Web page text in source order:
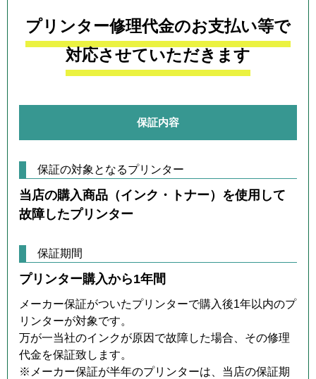
プリンター修理代金のお支払い等で
対応させていただきます
保証内容
保証の対象となるプリンター
当店の購入商品（インク・トナー）を使用して
故障したプリンター
保証期間
プリンター購入から1年間
メーカー保証がついたプリンターで購入後1年以内のプ
リンターが対象です。
万が一当社のインクが原因で故障した場合、その修理
代金を保証致します。
※メーカー保証が半年のプリンターは、当店の保証期